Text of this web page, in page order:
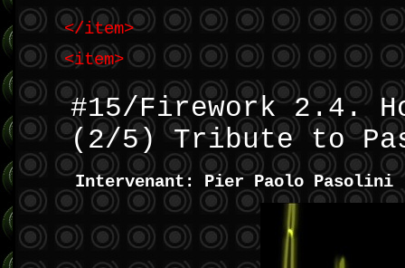
</item>
<item>
#15/Firework 2.4.
(2/5) Tribute to
Intervenant: Pier Paolo Pasolini